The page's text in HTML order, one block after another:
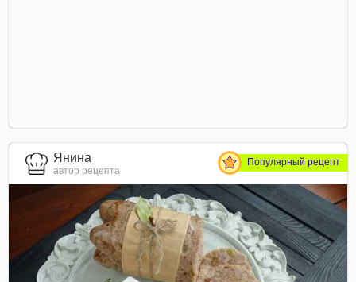
Янина
автор рецепта
Популярный рецепт